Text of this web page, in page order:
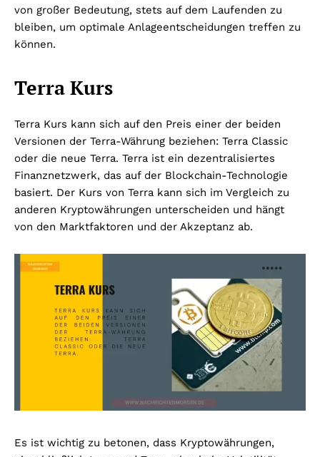
von großer Bedeutung, stets auf dem Laufenden zu
bleiben, um optimale Anlageentscheidungen treffen zu
können.
Terra Kurs
Terra Kurs kann sich auf den Preis einer der beiden
Versionen der Terra-Währung beziehen: Terra Classic
oder die neue Terra. Terra ist ein dezentralisiertes
Finanznetzwerk, das auf der Blockchain-Technologie
basiert. Der Kurs von Terra kann sich im Vergleich zu
anderen Kryptowährungen unterscheiden und hängt
von den Marktfaktoren und der Akzeptanz ab.
Es ist wichtig zu betonen, dass Kryptowährungen,